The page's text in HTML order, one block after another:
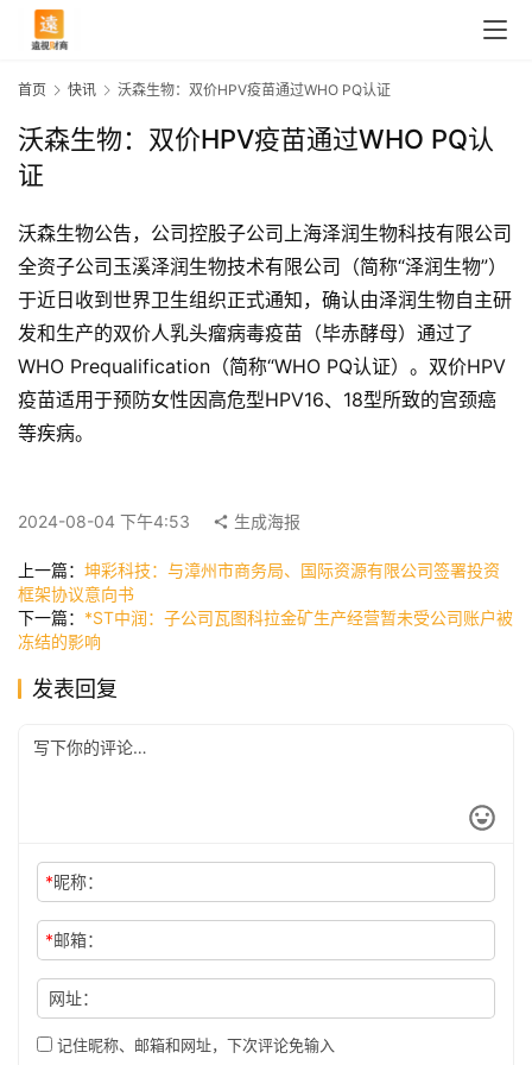
首
页
讯
司
科
首页 快讯 沃森生物：双价HPV疫苗通过WHO PQ认证
沃森生物：双价HPV疫苗通过WHO PQ认
证
沃森生物公告，公司控股子公司上海泽润生物科技有限公司
全资子公司玉溪泽润生物技术有限公司（简称“泽润生物”）
于近日收到世界卫生组织正式通知，确认由泽润生物自主研
发和生产的双价人乳头瘤病毒疫苗（毕赤酵母）通过了
WHO Prequalification（简称“WHO PQ认证）。双价HPV
疫苗适用于预防女性因高危型HPV16、18型所致的宫颈癌
等疾病。
2024-08-04 下午4:53 生成海报
上一篇： 坤彩科技：与漳州市商务局、国际资源有限公司签署投资
框架协议意向书
下一篇： *ST中润：子公司瓦图科拉金矿生产经营暂未受公司账户被
冻结的影响
发表回复
*昵称：
*邮箱：
网址：
记住昵称、邮箱和网址，下次评论免输入